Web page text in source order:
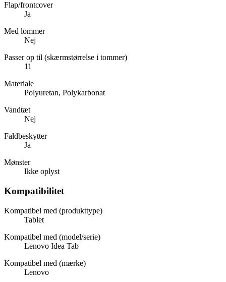
Flap/frontcover
Ja
Med lommer
Nej
Passer op til (skærmstørrelse i tommer)
11
Materiale
Polyuretan, Polykarbonat
Vandtæt
Nej
Faldbeskytter
Ja
Mønster
Ikke oplyst
Kompatibilitet
Kompatibel med (produkttype)
Tablet
Kompatibel med (model/serie)
Lenovo Idea Tab
Kompatibel med (mærke)
Lenovo